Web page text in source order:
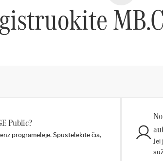
Public?
programėlėje. Spustelėkite čia,